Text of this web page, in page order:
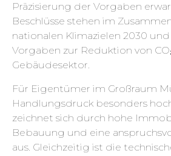
Präzisierung der Vorgaben
Beschlüsse stehen im
nationalen Klimazielen 2030 und
Vorgaben zur Reduktion von
Gebäudesektor.
Für Eigentümer im Großraum
Handlungsdruck besonders
zeichnet sich durch hohe
Bebauung und eine
aus. Gleichzeitig ist die